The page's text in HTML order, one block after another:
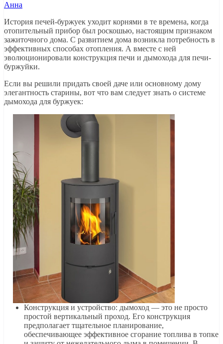
Анна
История печей-буржуек уходит корнями в те времена, когда
отопительный прибор был роскошью, настоящим признаком
зажиточного дома. С развитием дома возникла потребность в
эффективных способах отопления. А вместе с ней
эволюционировали конструкция печи и дымохода для печи-
буржуйки.
Если вы решили придать своей даче или основному дому
элегантность старины, вот что вам следует знать о системе
дымохода для буржуек:
Конструкция и устройство: дымоход — это не просто
простой вертикальный проход. Его конструкция
предполагает тщательное планирование,
обеспечивающее эффективное сгорание топлива в топке